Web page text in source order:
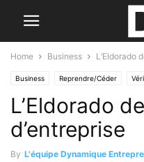
Home Business L’Eldorado
Business Reprendre/Céder
L’Eldorado
d’entreprise
By L'équipe Dynamique